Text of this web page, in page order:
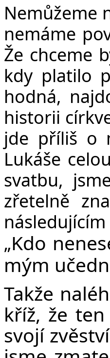
Nemůžeme
nemáme
Že chceme
kdy platilo
hodná,
historii
jde příliš o
Lukáše
svatbu,
zřetelně
„Kdo
mým
Takže
kříž, že
svojí